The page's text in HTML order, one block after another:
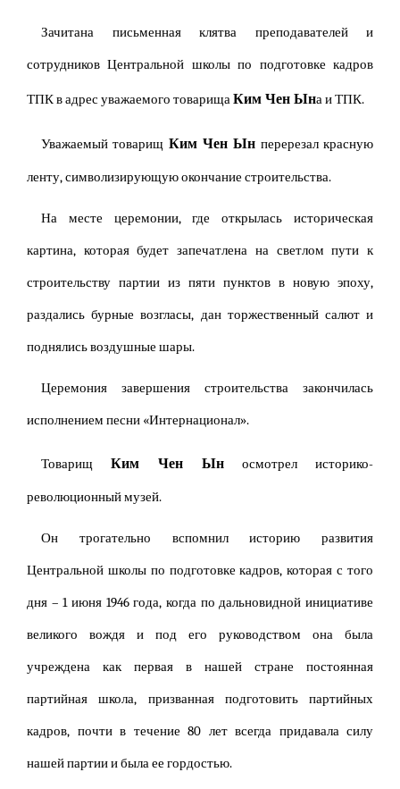
Зачитана письменная клятва преподавателей и
сотрудников Центральной школы по подготовке кадров
ТПК в адрес уважаемого товарищаКим Чен Ына и ТПК.
Уважаемый товарищ Ким Чен Ын перерезал красную
ленту, символизирующую окончание строительства.
На месте церемонии, где открылась историческая
картина, которая будет запечатлена на светлом пути к
строительству партии из пяти пунктов в новую эпоху,
раздались бурные возгласы, дан торжественный салют и
поднялись воздушные шары.
Церемония завершения строительства закончилась
исполнением песни «Интернационал».
Товарищ Ким Чен Ын осмотрел историко-
революционный музей.
Он трогательно вспомнил историю развития
Центральной школы по подготовке кадров, которая с того
дня – 1 июня 1946 года, когда по дальновидной инициативе
великого вождя и под его руководством она была
учреждена как первая в нашей стране постоянная
партийная школа, призванная подготовить партийных
кадров, почти в течение 80 лет всегда придавала силу
нашей партии и была ее гордостью.